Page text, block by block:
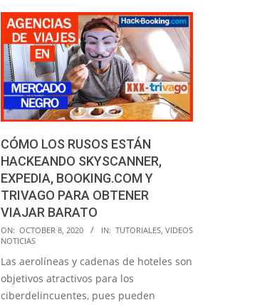
CÓMO LOS RUSOS ESTÁN
HACKEANDO SKYSCANNER,
EXPEDIA, BOOKING.COM Y
TRIVAGO PARA OBTENER
VIAJAR BARATO
2020-
10-
08
ON: OCTOBER 8, 2020 IN: TUTORIALES, VIDEOS
NOTICIAS
Las aerolíneas y cadenas de hoteles son
objetivos atractivos para los
ciberdelincuentes, pues pueden